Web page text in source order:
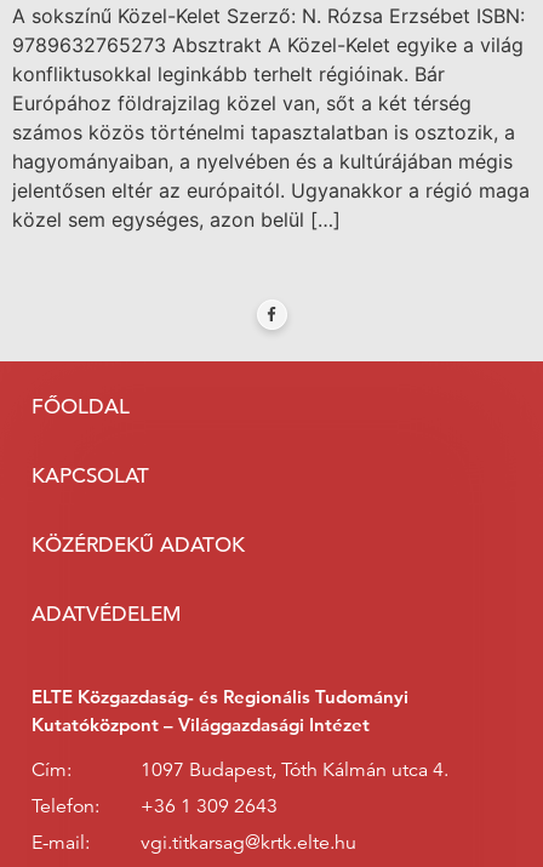
A sokszínű Közel-Kelet Szerző: N. Rózsa Erzsébet ISBN:
9789632765273 Absztrakt A Közel-Kelet egyike a világ
konfliktusokkal leginkább terhelt régióinak. Bár
Európához földrajzilag közel van, sőt a két térség
számos közös történelmi tapasztalatban is osztozik, a
hagyományaiban, a nyelvében és a kultúrájában mégis
jelentősen eltér az európaitól. Ugyanakkor a régió maga
közel sem egységes, azon belül […]
FŐOLDAL
KAPCSOLAT
KÖZÉRDEKŰ ADATOK
ADATVÉDELEM
ELTE Közgazdaság- és Regionális Tudományi
Kutatóközpont – Világgazdasági Intézet
Cím:
1097 Budapest, Tóth Kálmán utca 4.
Telefon:
+36 1 309 2643
E-mail:
vgi.titkarsag@krtk.elte.hu